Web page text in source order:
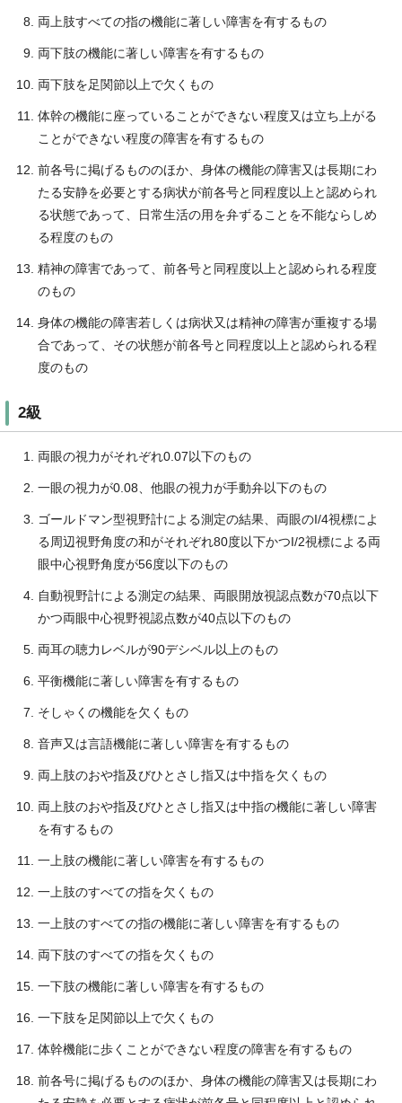
両上肢すべての指の機能に著しい障害を有するもの
両下肢の機能に著しい障害を有するもの
両下肢を足関節以上で欠くもの
体幹の機能に座っていることができない程度又は立ち上がる
ことができない程度の障害を有するもの
前各号に掲げるもののほか、身体の機能の障害又は長期にわ
たる安静を必要とする病状が前各号と同程度以上と認められ
る状態であって、日常生活の用を弁ずることを不能ならしめ
る程度のもの
精神の障害であって、前各号と同程度以上と認められる程度
のもの
身体の機能の障害若しくは病状又は精神の障害が重複する場
合であって、その状態が前各号と同程度以上と認められる程
度のもの
2級
両眼の視力がそれぞれ0.07以下のもの
一眼の視力が0.08、他眼の視力が手動弁以下のもの
ゴールドマン型視野計による測定の結果、両眼のI/4視標によ
る周辺視野角度の和がそれぞれ80度以下かつI/2視標による両
眼中心視野角度が56度以下のもの
自動視野計による測定の結果、両眼開放視認点数が70点以下
かつ両眼中心視野視認点数が40点以下のもの
両耳の聴力レベルが90デシベル以上のもの
平衡機能に著しい障害を有するもの
そしゃくの機能を欠くもの
音声又は言語機能に著しい障害を有するもの
両上肢のおや指及びひとさし指又は中指を欠くもの
両上肢のおや指及びひとさし指又は中指の機能に著しい障害
を有するもの
一上肢の機能に著しい障害を有するもの
一上肢のすべての指を欠くもの
一上肢のすべての指の機能に著しい障害を有するもの
両下肢のすべての指を欠くもの
一下肢の機能に著しい障害を有するもの
一下肢を足関節以上で欠くもの
体幹機能に歩くことができない程度の障害を有するもの
前各号に掲げるもののほか、身体の機能の障害又は長期にわ